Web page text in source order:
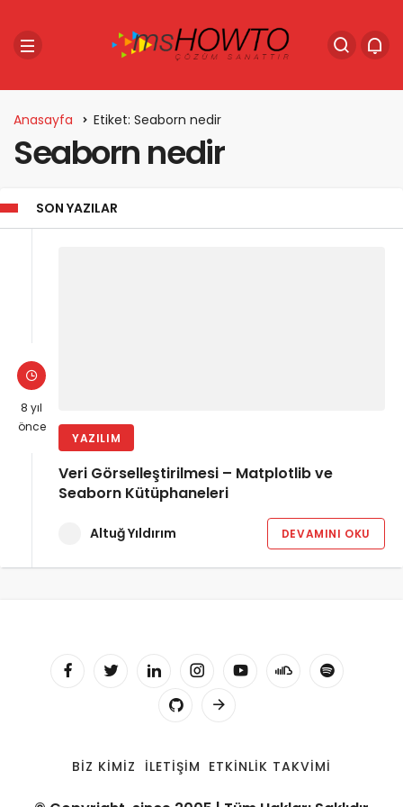
Anasayfa Etiket: Seaborn nedir
Seaborn nedir
SON YAZILAR
8 yıl
önce
YAZILIM
Veri Görselleştirilmesi – Matplotlib ve
Seaborn Kütüphaneleri
Altuğ Yıldırım DEVAMINI OKU
BIZ KIMIZ İLETIŞIM ETKINLIK TAKVIMI